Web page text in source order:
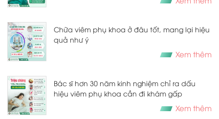
Chữa viêm phụ khoa ở đâu tốt, mang lại hiệu
quả như ý
Xem thêm
Bác sĩ hơn 30 năm kinh nghiệm chỉ ra dấu
hiệu viêm phụ khoa cần đi khám gấp
Xem thêm